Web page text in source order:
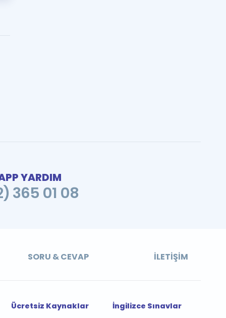
YARDIM
365 01 08
SORU & CEVAP İLETIŞIM
Ücretsiz Kaynaklar
İngilizce Sınavlar